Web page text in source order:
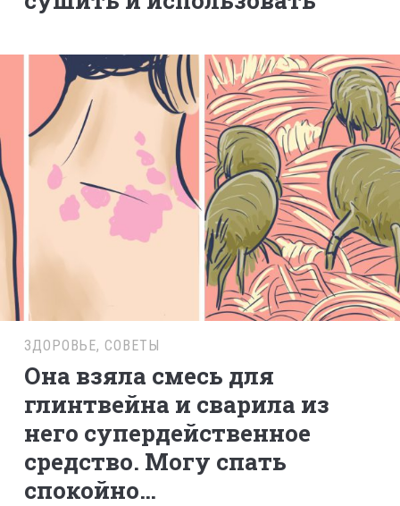
ЗДОРОВЬЕ, СОВЕТЫ
Она взяла смесь для
глинтвейна и сварила из
него супердейственное
средство. Могу спать
спокойно…